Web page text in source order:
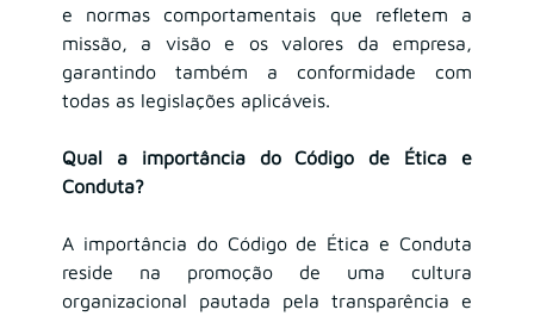
e normas comportamentais que refletem a
missão, a visão e os valores da empresa,
garantindo também a conformidade com
todas as legislações aplicáveis.
Qual a importância do Código de Ética e
Conduta?
A importância do Código de Ética e Conduta
reside na promoção de uma cultura
organizacional pautada pela transparência e